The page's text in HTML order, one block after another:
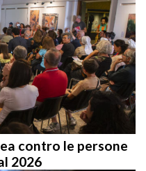
contro le persone
2026